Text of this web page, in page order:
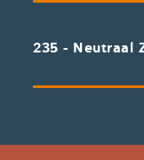
uitstekend
waarvan
235 - Neutraal